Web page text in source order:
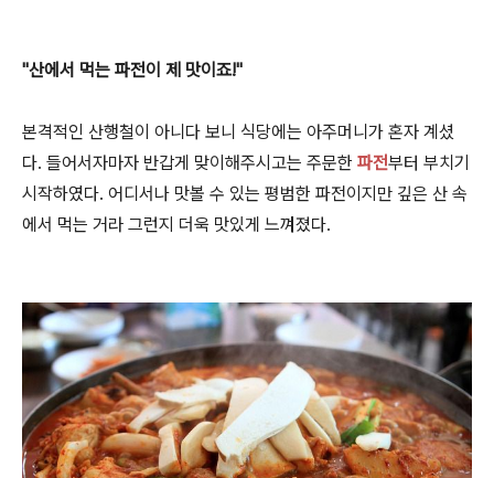
"산에서 먹는 파전이 제 맛이죠!"
본격적인 산행철이 아니다 보니 식당에는 아주머니가 혼자 계셨
다. 들어서자마자 반갑게 맞이해주시고는 주문한 파전부터 부치기
시작하였다. 어디서나 맛볼 수 있는 평범한 파전이지만 깊은 산 속
에서 먹는 거라 그런지 더욱 맛있게 느껴졌다.